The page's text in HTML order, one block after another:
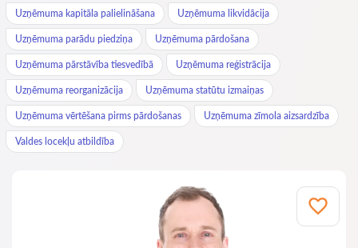
Uzņēmuma kapitāla palielināšana Uzņēmuma likvidācija
Uzņēmuma parādu piedziņa Uzņēmuma pārdošana
Uzņēmuma pārstāvība tiesvedībā Uzņēmuma reģistrācija
Uzņēmuma reorganizācija Uzņēmuma statūtu izmaiņas
Uzņēmuma vērtēšana pirms pārdošanas Uzņēmuma zīmola aizsardzība
Valdes locekļu atbildība